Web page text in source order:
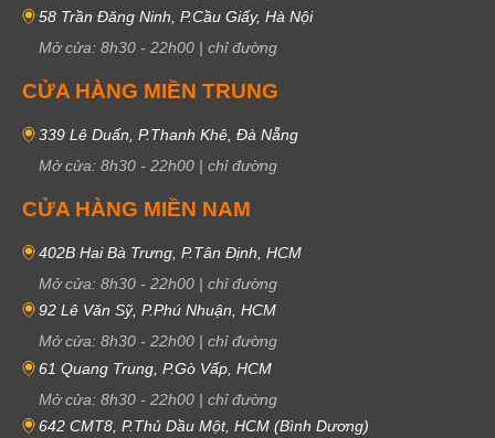
58 Trần Đăng Ninh, P.Cầu Giấy, Hà Nội
Mở cửa: 8h30 - 22h00 | chỉ đường
CỬA HÀNG MIỀN TRUNG
339 Lê Duẩn, P.Thanh Khê, Đà Nẵng
Mở cửa: 8h30 - 22h00 | chỉ đường
CỬA HÀNG MIỀN NAM
402B Hai Bà Trưng, P.Tân Định, HCM
Mở cửa: 8h30 - 22h00 | chỉ đường
92 Lê Văn Sỹ, P.Phú Nhuận, HCM
Mở cửa: 8h30 - 22h00 | chỉ đường
61 Quang Trung, P.Gò Vấp, HCM
Mở cửa: 8h30 - 22h00 | chỉ đường
642 CMT8, P.Thủ Dầu Một, HCM (Bình Dương)